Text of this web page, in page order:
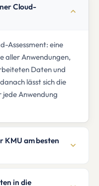
Cloud-
Assessment: eine
aller Anwendungen,
Daten und
lässt sich die
Anwendung
KMU am besten
in die